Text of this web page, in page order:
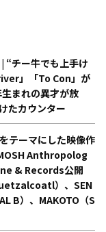
“チー牛でも上手け
」「To Con」が
まれの異才が放
たカウンター
テーマにした映像作
Anthropolog
& Records公開
）、SEN
B）、MAKOTO（S